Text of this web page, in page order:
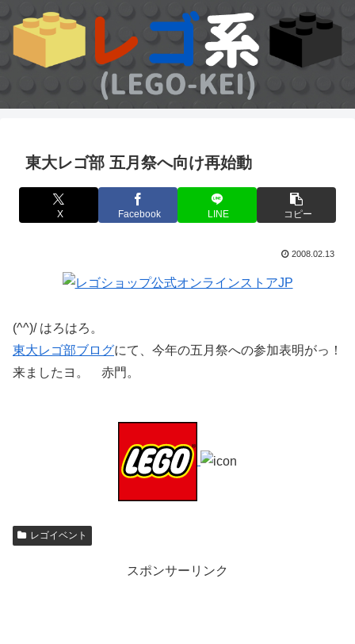
東大レゴ部 五月祭へ向け再始動
X Facebook LINE コピー
2008.02.13
(^^)/ はろはろ。
東大レゴ部ブログにて、今年の五月祭への参加表明がっ！
来ましたヨ。 赤門。
レゴイベント
スポンサーリンク